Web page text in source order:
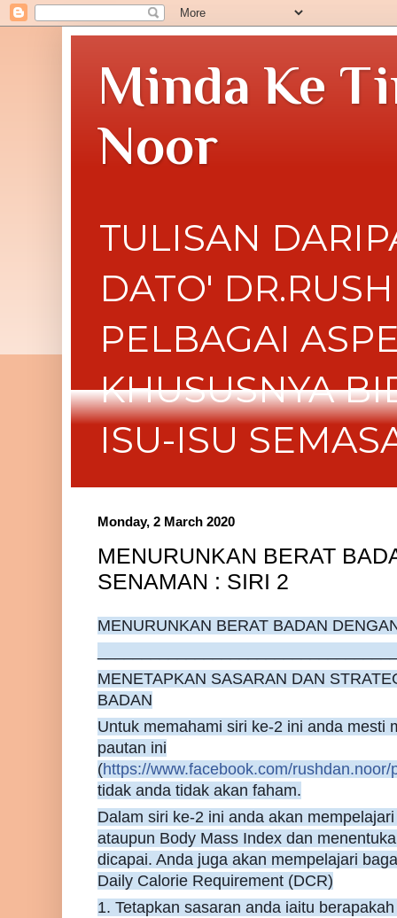
Minda Ke
Noor
TULISAN
DATO'
PELBAGAI
KHUSUSNYA
ISU-ISU
Monday, 2 March 2020
MENURUNKAN BERAT
SENAMAN : SIRI 2
MENURUNKAN BERAT BADAN
MENETAPKAN SASARAN DAN
BADAN
Untuk memahami siri ke-2 ini anda mesti
pautan ini
(https://www.facebook.com/
tidak anda tidak akan faham.
Dalam siri ke-2 ini anda akan
ataupun Body Mass Index dan
dicapai. Anda juga akan mempelajari
Daily Calorie Requirement (DCR)
1. Tetapkan sasaran anda iaitu